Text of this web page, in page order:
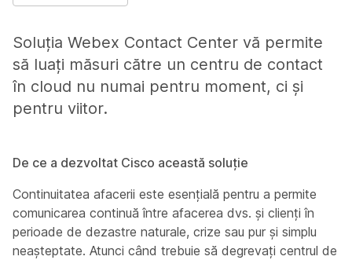
Soluția Webex Contact Center vă permite
să luați măsuri către un centru de contact
în cloud nu numai pentru moment, ci și
pentru viitor.
De ce a dezvoltat Cisco această soluție
Continuitatea afacerii este esențială pentru a permite
comunicarea continuă între afacerea dvs. și clienți în
perioade de dezastre naturale, crize sau pur și simplu
neașteptate. Atunci când trebuie să degrevați centrul de